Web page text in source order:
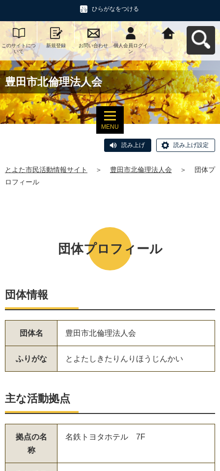
ひらがなをつける
このサイトにつ
いて
新規登録 お問い合わせ
個人会員ログイ
ン
とよた市民活動
情報サイトへ戻
る
豊田市北倫理法人会
MENU
読み上げ 読み上げ設定
とよた市民活動情報サイト ＞ 豊田市北倫理法人会 ＞
団体プ
ロフィール
団体プロフィール
団体情報
団体名 豊田市北倫理法人会
ふりがな とよたしきたりんりほうじんかい
主な活動拠点
拠点の名
称
名鉄トヨタホテル 7F